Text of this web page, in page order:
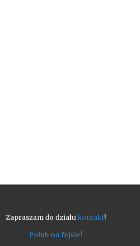
Zapraszam do działukontakt!
Polub na fejsie!